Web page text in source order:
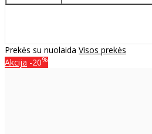
Prekės su nuolaida Visos prekės
Akcija -20%